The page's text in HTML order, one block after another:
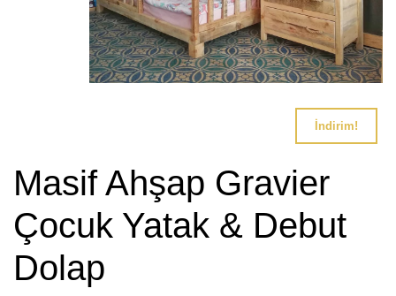
İndirim!
Masif Ahşap Gravier
Çocuk Yatak & Debut
Dolap